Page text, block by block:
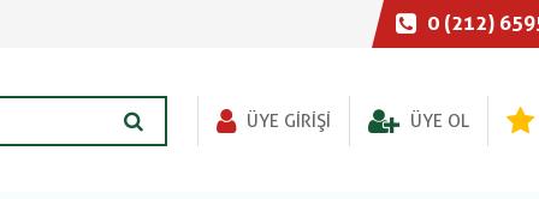
0 (212)
ÜYE GIRIŞI ÜYE OL